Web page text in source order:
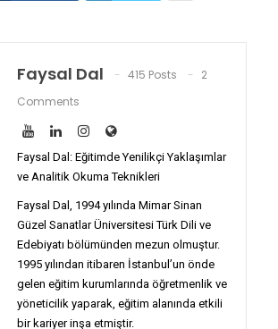
Faysal Dal 415 Posts
2
Comments
Faysal Dal: Eğitimde Yenilikçi Yaklaşımlar
ve Analitik Okuma Teknikleri
Faysal Dal, 1994 yılında Mimar Sinan
Güzel Sanatlar Üniversitesi Türk Dili ve
Edebiyatı bölümünden mezun olmuştur.
1995 yılından itibaren İstanbul’un önde
gelen eğitim kurumlarında öğretmenlik ve
yöneticilik yaparak, eğitim alanında etkili
bir kariyer inşa etmiştir.